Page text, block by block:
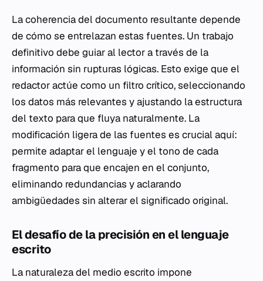
La coherencia del documento resultante depende
de cómo se entrelazan estas fuentes. Un trabajo
definitivo debe guiar al lector a través de la
información sin rupturas lógicas. Esto exige que el
redactor actúe como un filtro crítico, seleccionando
los datos más relevantes y ajustando la estructura
del texto para que fluya naturalmente. La
modificación ligera de las fuentes es crucial aquí:
permite adaptar el lenguaje y el tono de cada
fragmento para que encajen en el conjunto,
eliminando redundancias y aclarando
ambigüedades sin alterar el significado original.
El desafío de la precisión en el lenguaje
escrito
La naturaleza del medio escrito impone